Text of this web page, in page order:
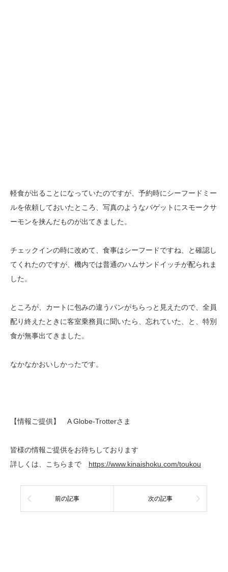
軽食が出ることになっていたのですが、予約時にシーフードミー
ルを依頼しておいたところ、写真のようなバゲットにスモークサ
ーモンを挟んだものが出てきました。
チェックインの時に改めて、食事はシーフードですね、と確認し
てくれたのですが、機内では普通のハムサンドイッチが配られま
した。
ところが、カートに包みの違うパンがちらっと見えたので、全員
配り終えたときに客室乗務員に聞いたら、忘れていた、と、特別
食が無事出てきました。
なかなかおいしかったです。
【情報ご提供】 A Globe-Trotterさま
皆様の情報ご提供をお待ちしております
詳しくは、こちらまで https://www.kinaishoku.com/toukou
前の記事 次の記事